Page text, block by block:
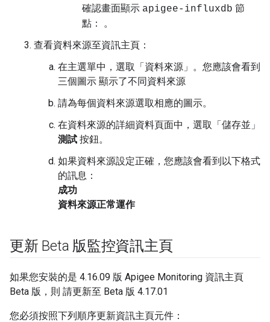
確認畫面顯示 apigee-influxdb 節
點： 。
查看資料來源至資訊主頁：
在主選單中，選取「資料來源」 。您應該會看到
三個圖示 顯示了不同資料來源
請為每個資料來源選取相應的圖示。
在資料來源的詳細資料頁面中，選取「儲存並」
測試 按鈕。
如果資料來源設定正確，您應該會看到以下格式
的訊息：
成功
資料來源正常運作
更新 Beta 版監控資訊主頁
如果您安裝的是 4.16.09 版 Apigee Monitoring 資訊主頁
Beta 版，則 請更新至 Beta 版 4.17.01
您必須按照下列順序更新資訊主頁元件：